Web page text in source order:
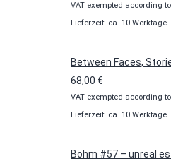
bis
VAT exempted according
Lieferzeit: ca. 10 Werktage
Between Faces,
68,00 €
VAT exempted according
Lieferzeit: ca. 10 Werktage
Böhm #57 – unreal